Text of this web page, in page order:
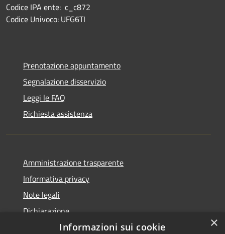
Codice IPA ente: c_c872
Codice Univoco: UFG6TI
Prenotazione appuntamento
Segnalazione disservizio
Leggi le FAQ
Richiesta assistenza
Amministrazione trasparente
Informativa privacy
Note legali
Dichiarazione
di accessibilità
×
Informazioni sui cookie